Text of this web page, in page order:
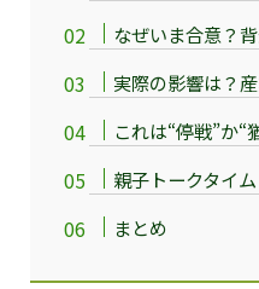
なぜいま合意？
実際の影響は？
これは“停戦”か“
親子トークタイ
まとめ